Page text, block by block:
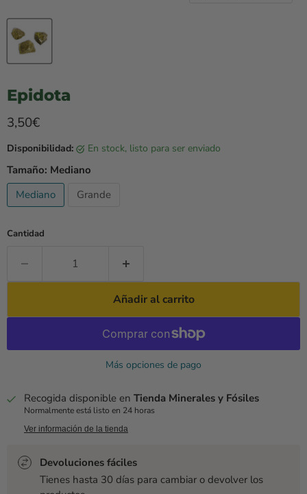
Epidota
Precio rebajado
3,50€
Disponibilidad: en stock, listo para ser enviado
Tamaño: Mediano
Mediano
Grande
Cantidad
Añadir al carrito
Más opciones de pago
Recogida disponible en Tienda Minerales y Fósiles
Normalmente está listo en 24 horas
Ver información de la tienda
Devoluciones fáciles
Tienes hasta 30 días para cambiar o devolver los